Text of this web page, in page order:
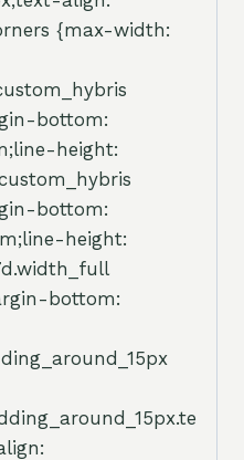
{max-width:
bottom:
height:
bottom:
height:
bottom: